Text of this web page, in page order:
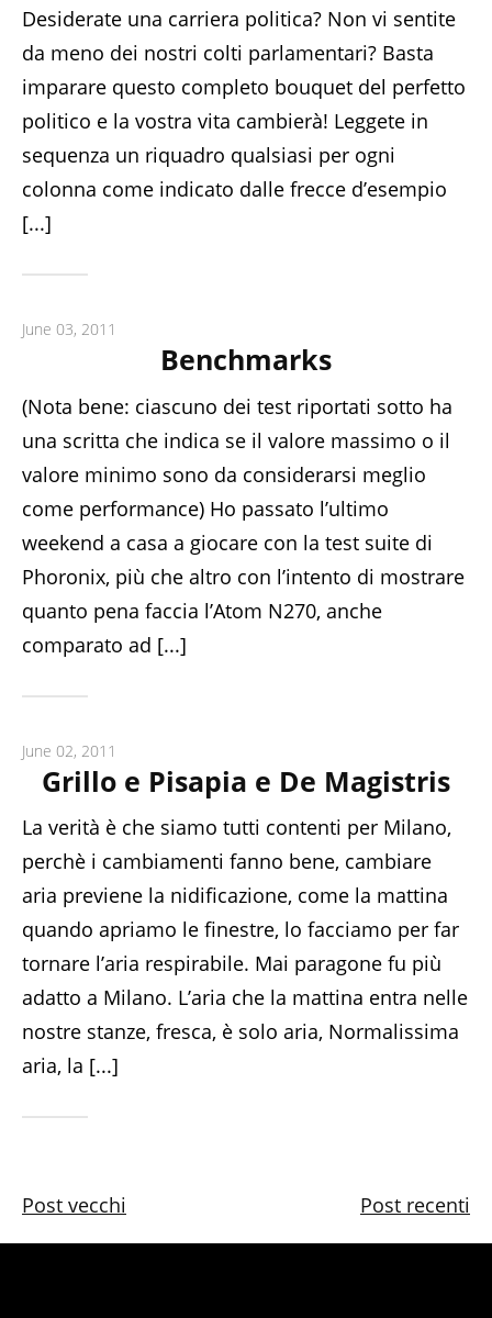
Desiderate una carriera politica? Non vi sentite
da meno dei nostri colti parlamentari? Basta
imparare questo completo bouquet del perfetto
politico e la vostra vita cambierà! Leggete in
sequenza un riquadro qualsiasi per ogni
colonna come indicato dalle frecce d’esempio
[...]
June 03, 2011
Benchmarks
(Nota bene: ciascuno dei test riportati sotto ha
una scritta che indica se il valore massimo o il
valore minimo sono da considerarsi meglio
come performance) Ho passato l’ultimo
weekend a casa a giocare con la test suite di
Phoronix, più che altro con l’intento di mostrare
quanto pena faccia l’Atom N270, anche
comparato ad [...]
June 02, 2011
Grillo e Pisapia e De Magistris
La verità è che siamo tutti contenti per Milano,
perchè i cambiamenti fanno bene, cambiare
aria previene la nidificazione, come la mattina
quando apriamo le finestre, lo facciamo per far
tornare l’aria respirabile. Mai paragone fu più
adatto a Milano. L’aria che la mattina entra nelle
nostre stanze, fresca, è solo aria, Normalissima
aria, la [...]
Post recenti
Post vecchi